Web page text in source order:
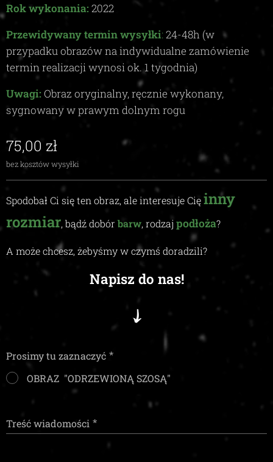
Rok wykonania: 2022
Przewidywany termin wysyłki:24-48h (w
przypadku obrazów na indywidualne zamówienie
termin realizacji wynosi ok. 1 tygodnia)
Uwagi: Obraz oryginalny, ręcznie wykonany,
sygnowany w prawym dolnym rogu
75,00 zł
bez kosztów wysyłki
Spodobał Ci się ten obraz, ale interesuje Cięinny
rozmiar, bądź dobór barw, rodzaj podłoża?
A może chcesz, żebyśmy w czymś doradzili?
Napisz do nas!
Prosimy tu zaznaczyć
OBRAZ "ODRZEWIONĄ SZOSĄ"
Treść wiadomości